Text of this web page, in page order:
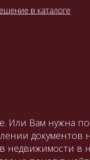
в каталоге
Или Вам нужна
документов
недвижимости в